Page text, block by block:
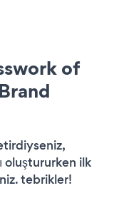
of
oluştururken ilk
tebrikler!